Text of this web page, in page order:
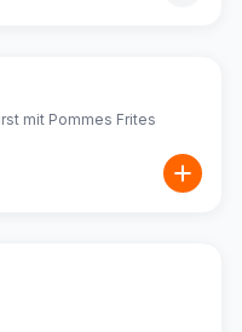
mit Pommes Frites